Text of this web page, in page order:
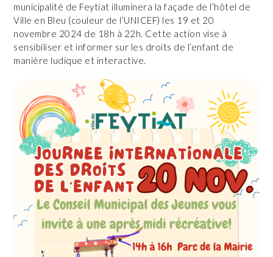
municipalité de Feytiat illuminera la façade de l’hôtel de
Ville en Bleu (couleur de l’UNICEF) les 19 et 20
novembre 2024 de 18h à 22h. Cette action vise à
sensibiliser et informer sur les droits de l’enfant de
manière ludique et interactive.